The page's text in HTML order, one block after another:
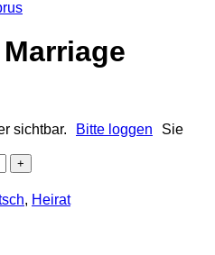
sichtbar. Bitte loggen
Sie
, Heirat